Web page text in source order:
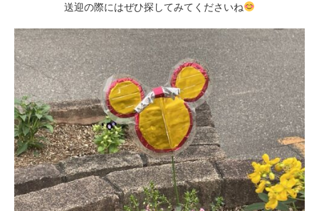
送迎の際にはぜひ探してみてくださいね